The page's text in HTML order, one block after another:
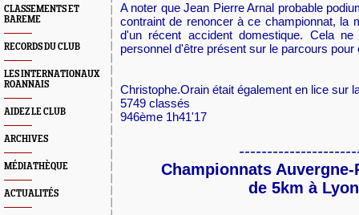
CLASSEMENTS ET
BAREME
RECORDS DU CLUB
LES INTERNATIONAUX
ROANNAIS
AIDEZ LE CLUB
ARCHIVES
MÉDIATHÈQUE
ACTUALITÉS
A noter que Jean Pierre Arnal probable
contraint de renoncer à ce championnat, la
d'un récent accident domestique. Cela
personnel d'être présent sur le parcours
Christophe.Orain était également en lice sur
5749 classés
946ème 1h41'17
Championnats Auvergne-
de 5km à